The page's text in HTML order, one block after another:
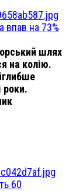
впав на 73%
шлях
на колію.
роки.
60